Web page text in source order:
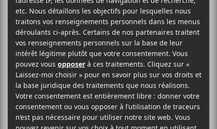
décembre au Club Soda. Se succéderont Bibi Club,
Bon Enfant, Choses Sauvages, Corridor, HAWA B,
La Sécurité, Magi Merlin, Myriam Gendron,
Nadah El Shazly et Emna Mâaref, Pomme, Safia
Nolin, Radwan Ghazi Moumneh et Zaidybaby,
offrant la musique comme baume et espace de
rassemblement autour des prises de paroles de
Palestinien·nes et militant·es qui informeront, qui
résonneront, telles que Nathalie Doummar, Elissa
Kayal et plus.